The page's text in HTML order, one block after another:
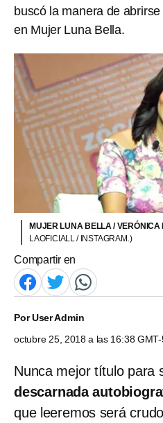
buscó la manera de
en Mujer Luna Bella.
MUJER LUNA BELLA / VERÓNICA
LAOFICIALL / INSTAGRAM.)
Compartir en
PorUser Admin
octubre 25, 2018 a las 16:38
Nunca mejor título para
descarnada
que leeremos será